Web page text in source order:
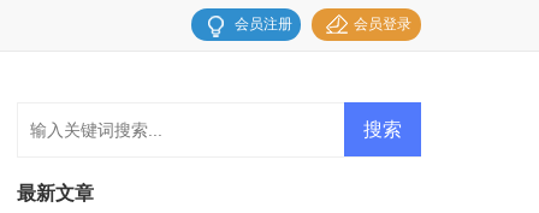
会员登录
会员注册
最新文章